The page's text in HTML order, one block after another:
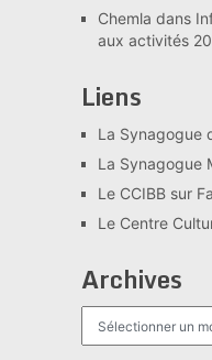
Chemla dans
aux activités
Liens
La Synagogue
La Synagogue
Le CCIBB sur
Le Centre
Archives